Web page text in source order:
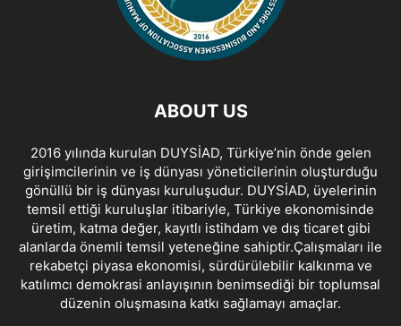
ABOUT US
2016 yılında kurulan DUYSİAD, Türkiye’nin önde gelen
girişimcilerinin ve iş dünyası yöneticilerinin oluşturduğu
gönüllü bir iş dünyası kuruluşudur. DUYSİAD, üyelerinin
temsil ettiği kuruluşlar itibariyle, Türkiye ekonomisinde
üretim, katma değer, kayıtlı istihdam ve dış ticaret gibi
alanlarda önemli temsil yeteneğine sahiptir.Çalışmaları ile
rekabetçi piyasa ekonomisi, sürdürülebilir kalkınma ve
katılımcı demokrasi anlayışının benimsediği bir toplumsal
düzenin oluşmasına katkı sağlamayı amaçlar.